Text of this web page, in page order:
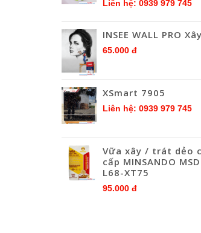
Liên hệ: 0939 979 745
INSEE WALL PRO
65.000 đ
XSmart 7905
Liên hệ: 0939 979 745
Vữa xây / trát dẻo
cấp MINSANDO
L68-XT75
95.000 đ